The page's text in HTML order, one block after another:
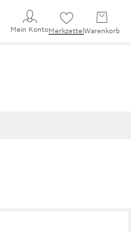
Mein KontoMerkzettel Warenkorb